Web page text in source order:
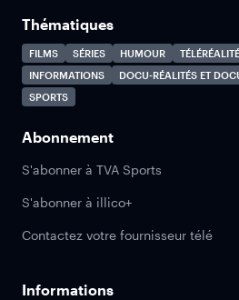
Thématiques
FILMS SÉRIES HUMOUR
INFORMATIONS
DOCU-RÉALITÉS ET
SPORTS
Abonnement
S'abonner à TVA Sports
S'abonner à illico+
Contactez votre fournisseur télé
Informations